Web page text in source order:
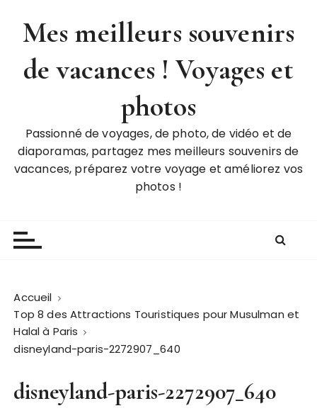
Mes meilleurs souvenirs
de vacances ! Voyages et
photos
Passionné de voyages, de photo, de vidéo et de
diaporamas, partagez mes meilleurs souvenirs de
vacances, préparez votre voyage et améliorez vos
photos !
Accueil
Top 8 des Attractions Touristiques pour Musulman et
Halal à Paris
disneyland-paris-2272907_640
disneyland-paris-2272907_640